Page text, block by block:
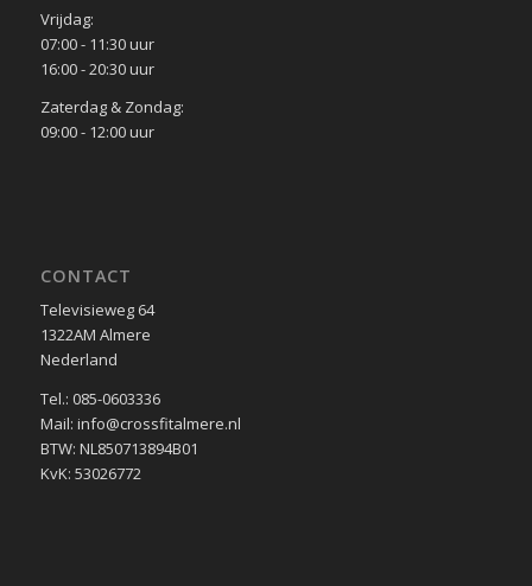
Vrijdag:
07:00 - 11:30 uur
16:00 - 20:30 uur
Zaterdag & Zondag:
09:00 - 12:00 uur
CONTACT
Televisieweg 64
1322AM Almere
Nederland
Tel.: 085-0603336
Mail: info@crossfitalmere.nl
BTW: NL850713894B01
KvK: 53026772